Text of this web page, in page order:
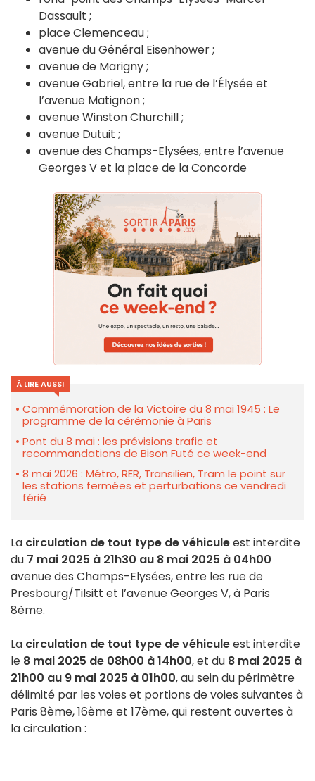
Dassault ;
place Clemenceau ;
avenue du Général Eisenhower ;
avenue de Marigny ;
avenue Gabriel, entre la rue de l’Élysée et
l’avenue Matignon ;
avenue Winston Churchill ;
avenue Dutuit ;
avenue des Champs-Elysées, entre l’avenue
Georges V et la place de la Concorde
À LIRE AUSSI
Commémoration de la Victoire du 8 mai 1945 : Le
programme de la cérémonie à Paris
Pont du 8 mai : les prévisions trafic et
recommandations de Bison Futé ce week-end
8 mai 2026 : Métro, RER, Transilien, Tram le point sur
les stations fermées et perturbations ce vendredi
férié
La circulation de tout type de véhiculeest interdite
du 7 mai 2025 à 21h30 au 8 mai 2025 à 04h00
avenue des Champs-Elysées, entre les rue de
Presbourg/Tilsitt et l’avenue Georges V, à Paris
8ème.
La circulation de tout type de véhiculeest interdite
le 8 mai 2025 de 08h00 à 14h00, et du 8 mai 2025 à
21h00 au 9 mai 2025 à 01h00, au sein du périmètre
délimité par les voies et portions de voies suivantes à
Paris 8ème, 16ème et 17ème, qui restent ouvertes à
la circulation :